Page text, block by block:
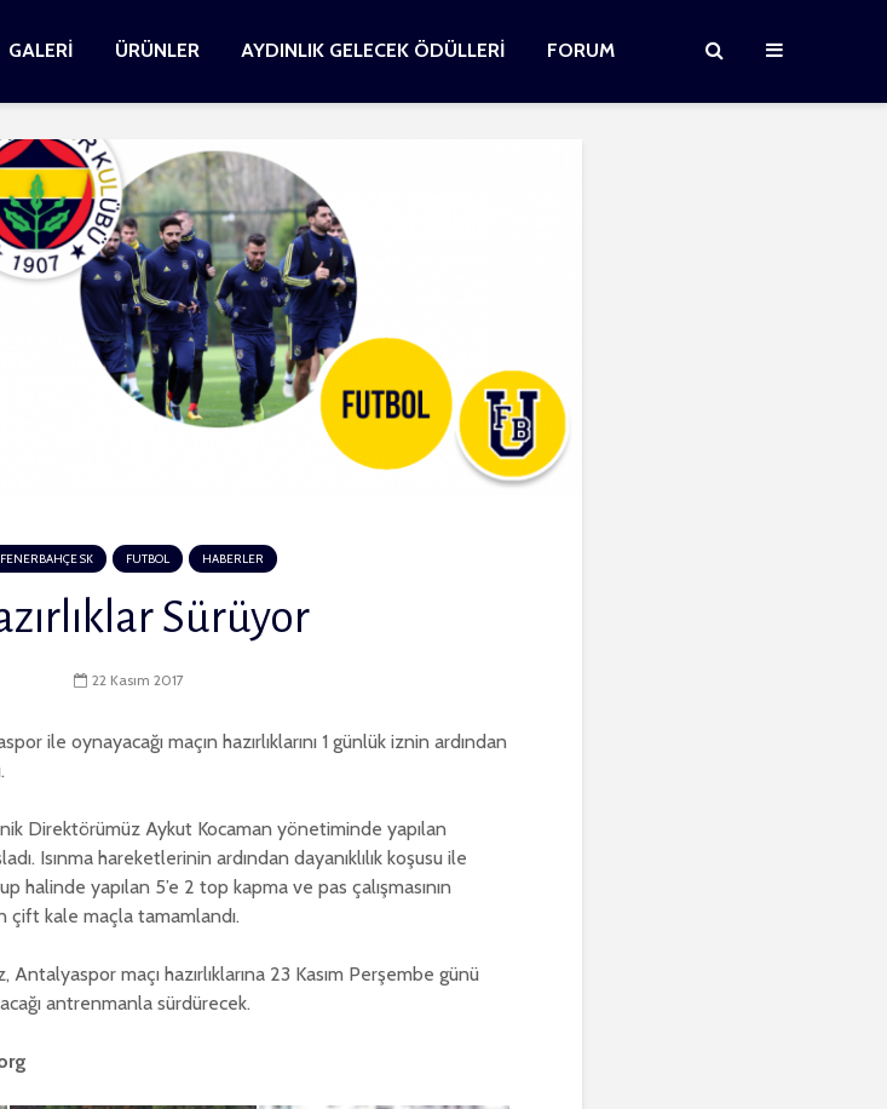
GALERİ ÜRÜNLER AYDINLIK GELECEK ÖDÜLLERİ FORUM
FENERBAHÇE SK FUTBOL HABERLER
Sürüyor
22 Kasım 2017
ile oynayacağı maçın hazırlıklarını 1 günlük iznin ardından
Direktörümüz Aykut Kocaman yönetiminde yapılan
Isınma hareketlerinin ardından dayanıklılık koşusu ile
halinde yapılan 5’e 2 top kapma ve pas çalışmasının
çift kale maçla tamamlandı.
Antalyaspor maçı hazırlıklarına 23 Kasım Perşembe günü
antrenmanla sürdürecek.